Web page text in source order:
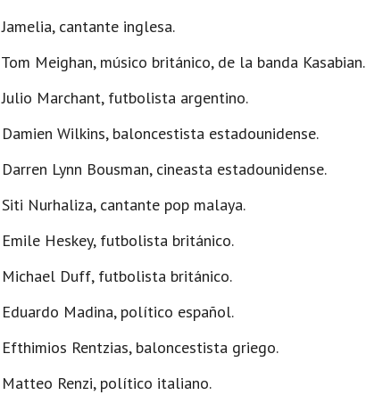
Jamelia, cantante inglesa.
Tom Meighan, músico británico, de la banda Kasabian.
Julio Marchant, futbolista argentino.
Damien Wilkins, baloncestista estadounidense.
Darren Lynn Bousman, cineasta estadounidense.
Siti Nurhaliza, cantante pop malaya.
Emile Heskey, futbolista británico.
Michael Duff, futbolista británico.
Eduardo Madina, político español.
Efthimios Rentzias, baloncestista griego.
Matteo Renzi, político italiano.